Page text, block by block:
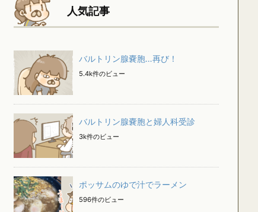
人気記事
バルトリン腺嚢胞…再び！
5.4k件のビュー
バルトリン腺嚢胞と婦人科受診
3k件のビュー
ポッサムのゆで汁でラーメン
596件のビュー